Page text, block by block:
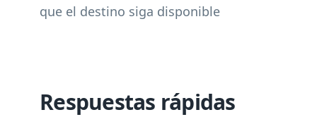
que el destino siga disponible
Respuestas rápidas